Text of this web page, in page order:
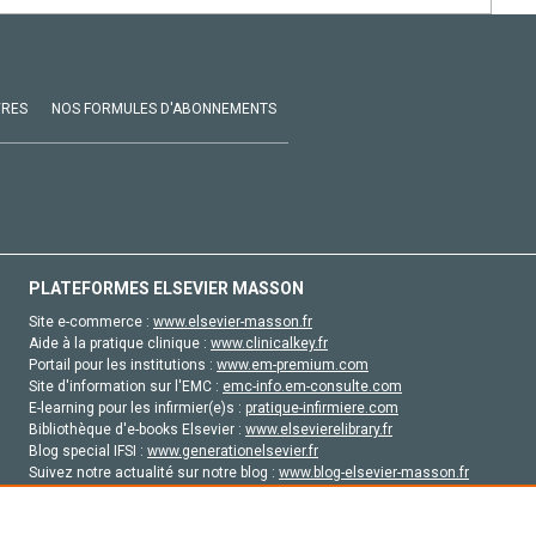
NOS FORMULES D'ABONNEMENTS
PLATEFORMES ELSEVIER MASSON
Site e-commerce : www.elsevier-masson.fr
Aide à la pratique clinique : www.clinicalkey.fr
Portail pour les institutions : www.em-premium.com
Site d'information sur l'EMC : emc-info.em-consulte.com
E-learning pour les infirmier(e)s : pratique-infirmiere.com
Bibliothèque d'e-books Elsevier : www.elsevierelibrary.fr
Blog special IFSI : www.generationelsevier.fr
Suivez notre actualité sur notre blog : www.blog-elsevier-masson.fr